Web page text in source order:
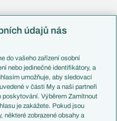
Česko
Francie
Itálie
Německo
Španělsko
Argentina
Brazílie
údajů nás
do vašeho zařízení osobní
nebo jedinečné identifikátory, a
umožňuje, aby sledovací
v části My a naši partneři
poskytování. Výběrem Zamítnout
je zakážete. Pokud jsou
některé zobrazené obsahy a